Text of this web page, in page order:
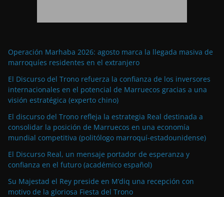
Operación Marhaba 2026: agosto marca la llegada masiva de
marroquíes residentes en el extranjero
El Discurso del Trono refuerza la confianza de los inversores
internacionales en el potencial de Marruecos gracias a una
visión estratégica (experto chino)
El discurso del Trono refleja la estrategia Real destinada a
consolidar la posición de Marruecos en una economía
mundial competitiva (politólogo marroquí-estadounidense)
El Discurso Real, un mensaje portador de esperanza y
confianza en el futuro (académico español)
Su Majestad el Rey preside en M’diq una recepción con
motivo de la gloriosa Fiesta del Trono